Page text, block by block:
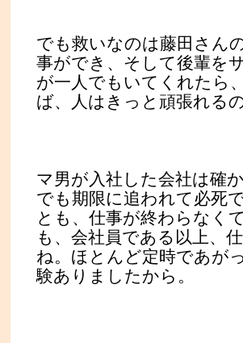
でも救いなのは藤田さん
事ができ、そして後輩を
が一人でもいてくれたら
ば、人はきっと頑張れる
マ男が入社した会社は確
でも期限に追われて必死
とも、仕事が終わらなく
も、会社員である以上、
ね。ほとんど定時であが
験ありましたから。